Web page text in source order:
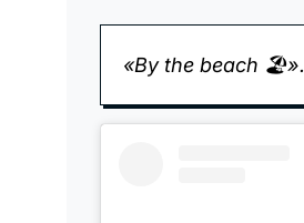
«By the beach 🏖️».